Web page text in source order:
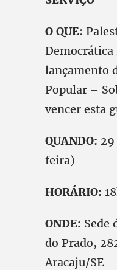
O QUE:
Democrática
lançamento
Popular –
vencer esta
QUANDO:
feira)
HORÁRIO:
ONDE: Sede
do Prado,
Aracaju/SE